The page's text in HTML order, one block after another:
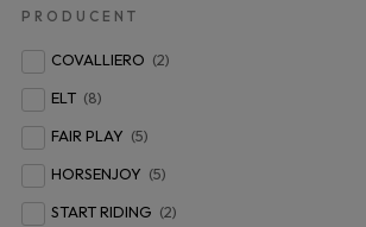
PRODUCENT
COVALLIERO (2)
ELT (8)
FAIR PLAY (5)
HORSENJOY (5)
START RIDING (2)